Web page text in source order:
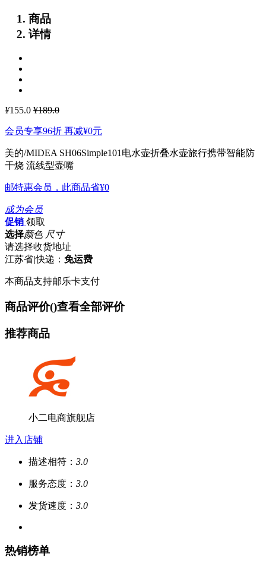
商品
详情
¥155.0 ¥189.0
会员专享96折 再减¥0元
美的/MIDEA SH06Simple101电水壶折叠水壶旅行携带智能防
干烧 流线型壶嘴
邮特惠会员，此商品省¥0
成为会员
促销 领取
选择颜色 尺寸
请选择收货地址
江苏省|快递： 免运费
本商品支持邮乐卡支付
商品评价()查看全部评价
推荐商品
小二电商旗舰店
进入店铺
描述相符： 3.0
服务态度： 3.0
发货速度： 3.0
热销榜单